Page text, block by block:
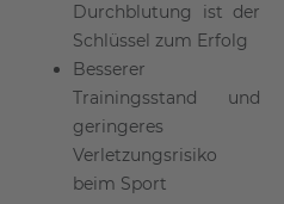
Durchblutung ist der
Schlüssel zum Erfolg
Besserer
Trainingsstand und
geringeres
Verletzungsrisiko
beim Sport